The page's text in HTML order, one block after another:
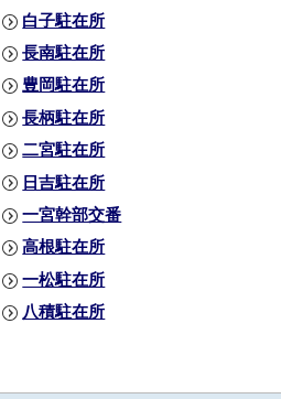
白子駐在所
長南駐在所
豊岡駐在所
長柄駐在所
二宮駐在所
日吉駐在所
一宮幹部交番
高根駐在所
一松駐在所
八積駐在所